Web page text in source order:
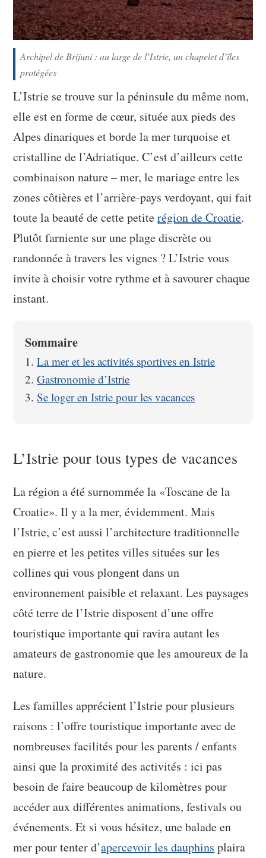
Archipel de Brijuni : au large de l’Istrie, un chapelet d’îles
protégées
L’Istrie se trouve sur la péninsule du même nom,
elle est en forme de cœur, située aux pieds des
Alpes dinariques et borde la mer turquoise et
cristalline de l’Adriatique. C’est d’ailleurs cette
combinaison nature – mer, le mariage entre les
zones côtières et l’arrière-pays verdoyant, qui fait
toute la beauté de cette petiterégion de Croatie.
Plutôt farniente sur une plage discrète ou
randonnée à travers les vignes ? L’Istrie vous
invite à choisir votre rythme et à savourer chaque
instant.
Sommaire
La mer et les activités sportives en Istrie
Gastronomie d’Istrie
Se loger en Istrie pour les vacances
L’Istrie pour tous types de vacances
La région a été surnommée la «Toscane de la
Croatie». Il y a la mer, évidemment. Mais
l’Istrie, c’est aussi l’architecture traditionnelle
en pierre et les petites villes situées sur les
collines qui vous plongent dans un
environnement paisible et relaxant. Les paysages
côté terre de l’Istrie disposent d’une offre
touristique importante qui ravira autant les
amateurs de gastronomie que les amoureux de la
nature.
Les familles apprécient l’Istrie pour plusieurs
raisons : l’offre touristique importante avec de
nombreuses facilités pour les parents / enfants
ainsi que la proximité des activités : ici pas
besoin de faire beaucoup de kilomètres pour
accéder aux différentes animations, festivals ou
événements. Et si vous hésitez, une balade en
mer pour tenter d’apercevoir les dauphins plaira